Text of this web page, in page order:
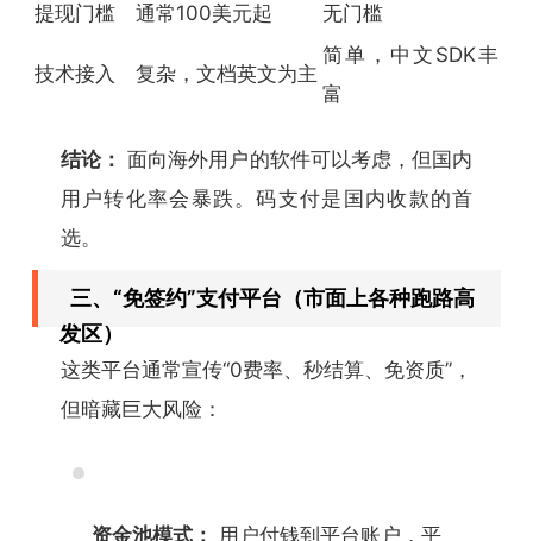
提现门槛
通常100美元起 无门槛
技术接入 复杂，文档英文为主
简单，中文SDK丰
富
结论： 面向海外用户的软件可以考虑，但国内
用户转化率会暴跌。码支付是国内收款的首
选。
三、“免签约”支付平台（市面上各种跑路高
发区）
这类平台通常宣传“0费率、秒结算、免资质”，
但暗藏巨大风险：
资金池模式： 用户付钱到平台账户，平